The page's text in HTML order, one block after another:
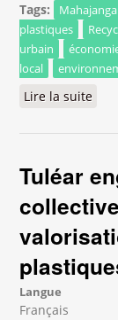
Tags:
Mahajanga
plastiques
urbain
local
Lire la suite
Tuléar
Langue
Français